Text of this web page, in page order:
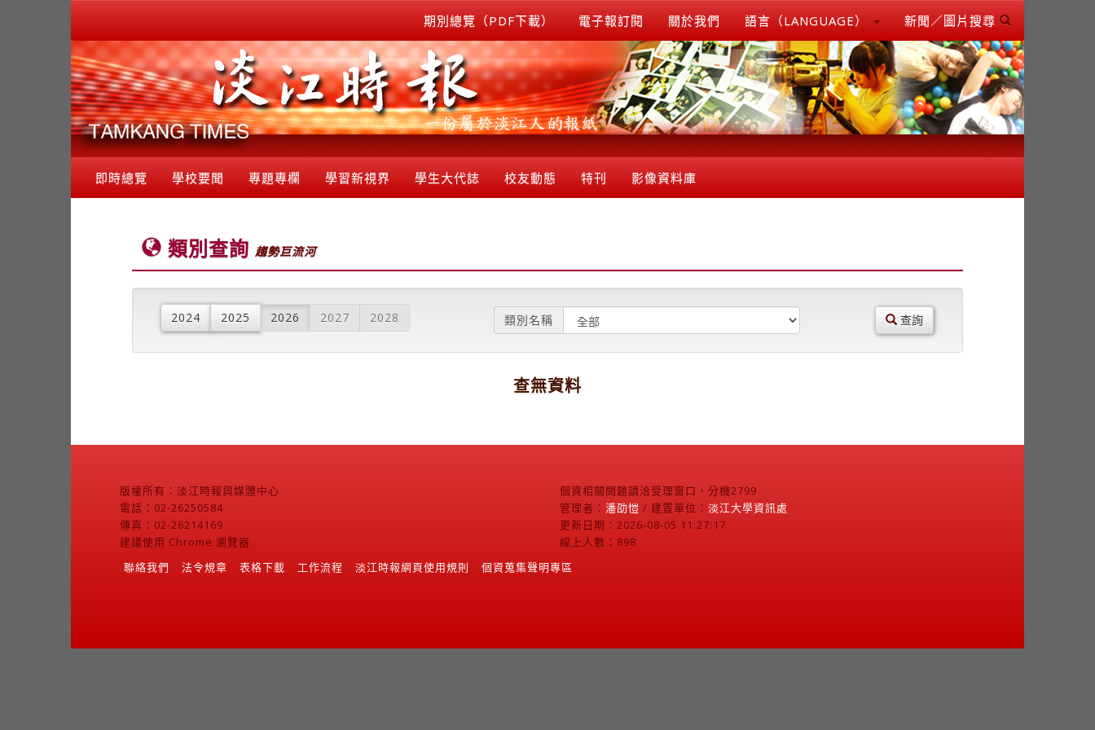
期別總覽（PDF下載） 電子報訂閱 關於我們 語言（LANGUAGE） 新聞／圖片搜尋
即時總覽 學校要聞 專題專欄 學習新視界 學生大代誌 校友動態 特刊 影像資料庫
類別查詢 趨勢巨流河
2024 2025 2026 2027 2028 類別名稱 查詢
查無資料
版權所有：淡江時報與媒體中心
電話：02-26250584
傳真：02-26214169
建議使用 Chrome 瀏覽器
個資相關問題請洽受理窗口，分機2799
管理者： 潘劭愷 / 建置單位： 淡江大學資訊處
更新日期：2026-08-05 11:27:17
線上人數：898
聯絡我們
法令規章 表格下載 工作流程 淡江時報網頁使用規則 個資蒐集聲明專區